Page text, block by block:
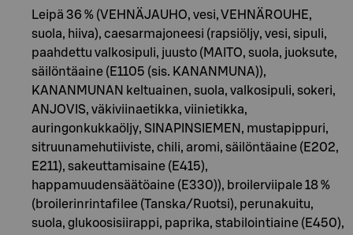
Leipä 36 % (VEHNÄJAUHO, vesi, VEHNÄROUHE,
suola, hiiva), caesarmajoneesi (rapsiöljy, vesi, sipuli,
paahdettu valkosipuli, juusto (MAITO, suola, juoksute,
säilöntäaine (E1105 (sis. KANANMUNA)),
KANANMUNAN keltuainen, suola, valkosipuli, sokeri,
ANJOVIS, väkiviinaetikka, viinietikka,
auringonkukkaöljy, SINAPINSIEMEN, mustapippuri,
sitruunamehutiiviste, chili, aromi, säilöntäaine (E202,
E211), sakeuttamisaine (E415),
happamuudensäätöaine (E330)), broilerviipale 18 %
(broilerinrintafilee (Tanska/Ruotsi), perunakuitu,
suola, glukoosisiirappi, paprika, stabilointiaine (E450),